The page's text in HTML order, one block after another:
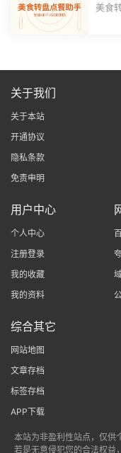
三餐
美食
关于我们
关于本站
开通协议
隐私条款
免责申明
用户中心
个人中心
注册登录
我的收藏
我的资料
综合其它
网站地图
文章存档
标签存档
APP下载
本站为非盈利性站点，仅供
若是无意侵犯您的合法权益